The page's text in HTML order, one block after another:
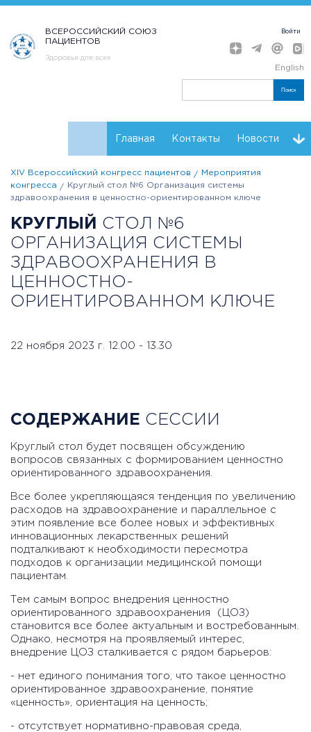
ВСЕРОССИЙСКИЙ СОЮЗ
ПАЦИЕНТОВ
Здоровье для всех
Войти
English
Поиск
Главная Контакты Новости
Расписание Мнения Партнеры Конгресса
XIV Всероссийский конгресс пациентов
Мероприятия
конгресса
Круглый стол №6 Организация системы
здравоохранения в ценностно-ориентированном ключе
КРУГЛЫЙ
СТОЛ №6
ОРГАНИЗАЦИЯ СИСТЕМЫ
ЗДРАВООХРАНЕНИЯ В
ЦЕННОСТНО-
ОРИЕНТИРОВАННОМ КЛЮЧЕ
22 ноября 2023 г. 12.00 - 13.30
СОДЕРЖАНИЕ СЕССИИ
Круглый стол будет посвящен обсуждению
вопросов связанных с формированием ценностно
ориентированного здравоохранения.
Все более укрепляющаяся тенденция по увеличению
расходов на здравоохранение и параллельное с
этим появление все более новых и эффективных
инновационных лекарственных решений
подталкивают к необходимости пересмотра
подходов к организации медицинской помощи
пациентам.
Тем самым вопрос внедрения ценностно
ориентированного здравоохранения (ЦОЗ)
становится все более актуальным и востребованным.
Однако, несмотря на проявляемый интерес,
внедрение ЦОЗ сталкивается с рядом барьеров:
- нет единого понимания того, что такое ценностно
ориентированное здравоохранение, понятие
«ценность», ориентация на ценность;
- отсутствует нормативно-правовая среда,